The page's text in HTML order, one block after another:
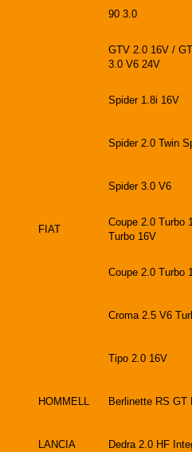
90 3.0
GTV 2.0 16V /
3.0 V6 24V
Spider 1.8i 16V
Spider 2.0 Twin
Spider 3.0 V6
FIAT
Coupe 2.0 Turbo
Turbo 16V
Coupe 2.0 Turbo
Croma 2.5 V6
Tipo 2.0 16V
HOMMELL Berlinette RS GT
LANCIA Dedra 2.0 HF